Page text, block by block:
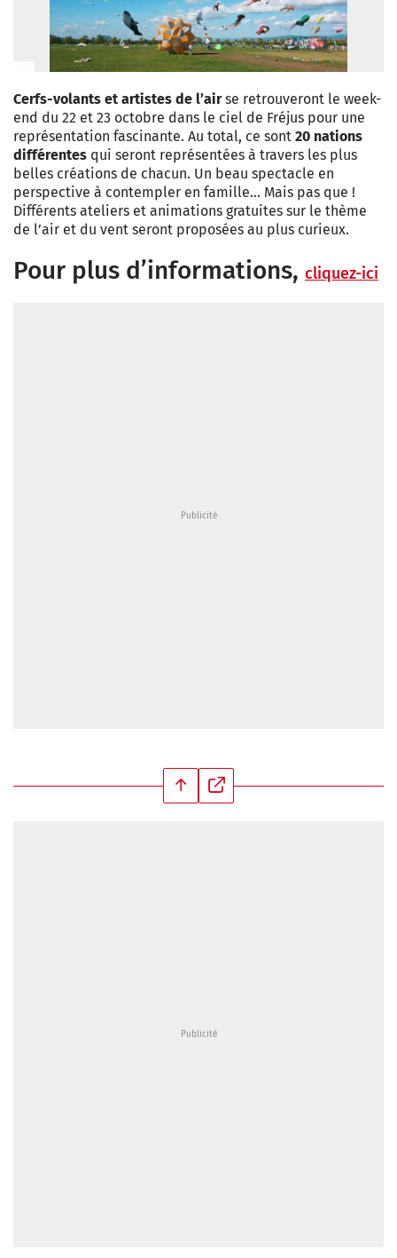
Cerfs-volants et artistes de l’airse retrouveront le week-
end du 22 et 23 octobre dans le ciel de Fréjus pour une
représentation fascinante. Au total, ce sont 20 nations
différentes qui seront représentées à travers les plus
belles créations de chacun. Un beau spectacle en
perspective à contempler en famille… Mais pas que !
Différents ateliers et animations gratuites sur le thème
de l’air et du vent seront proposées au plus curieux.
Pour plus d’informations, cliquez-ici